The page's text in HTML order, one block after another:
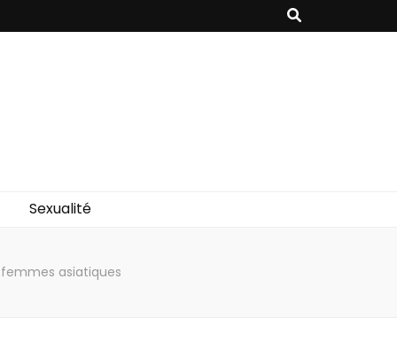
Sexualité
asiatiques